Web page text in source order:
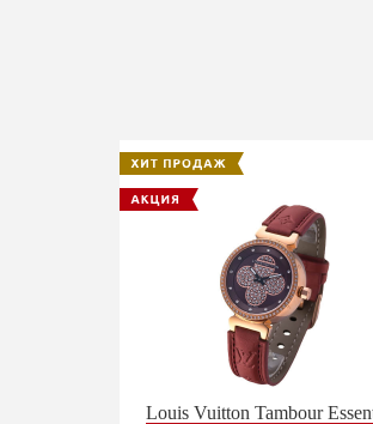
Louis Vuitton Tambour